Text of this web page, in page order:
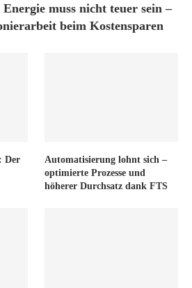
muss nicht teuer sein –
beim Kostensparen
Der
Automatisierung lohnt sich –
optimierte Prozesse und
höherer Durchsatz dank FTS